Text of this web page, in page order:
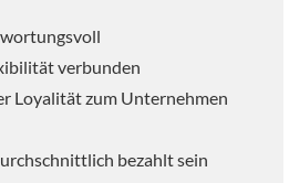
verbunden
Loyalität zum Unternehmen
bezahlt sein